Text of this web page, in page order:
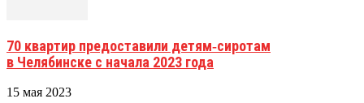
70 квартир предоставили детям‑сиротам
в Челябинске с начала 2023 года
15 мая 2023